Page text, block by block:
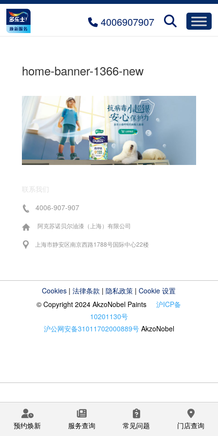
4006907907
home-banner-1366-new
联系我们
4006-907-907
阿克苏诺贝尔油漆（上海）有限公司
上海市静安区南京西路1788号国际中心22楼
Cookies |法律条款 |隐私政策 |Cookie 设置
© Copyright 2024 AkzoNobel Paints沪ICP备
10201130号
沪公网安备31011702000889号 AkzoNobel
预约焕新 服务查询 常见问题 门店查询